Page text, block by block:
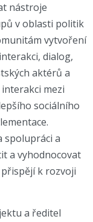
nástroje
v oblasti politik
vytvoření
dialog,
aktérů a
mezi
sociálního
spolupráci a
a vyhodnocovat
k rozvoji
a ředitel